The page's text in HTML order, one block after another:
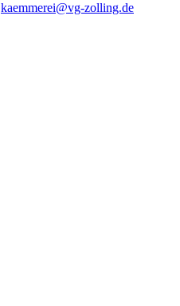
kaemmerei@vg-zolling.de